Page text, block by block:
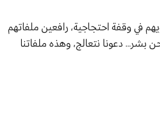
في وقفة احتجاجية، رافعين ملفاتهم
بشر... دعونا نتعالج، وهذه ملفاتنا